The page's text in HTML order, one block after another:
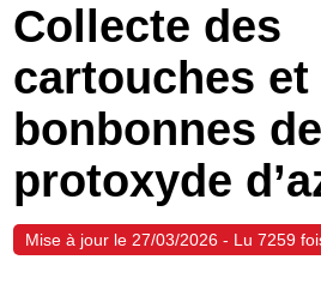
Economie
Services
Contacts
Collecte des
cartouches et
bonbonnes de
protoxyde
Mise à jour le 27/03/2026 - Lu 7259